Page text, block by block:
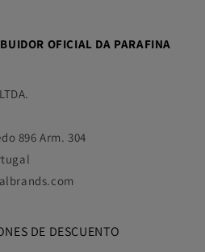
OFICIAL DA PARAFINA
896 Arm. 304
DE DESCUENTO